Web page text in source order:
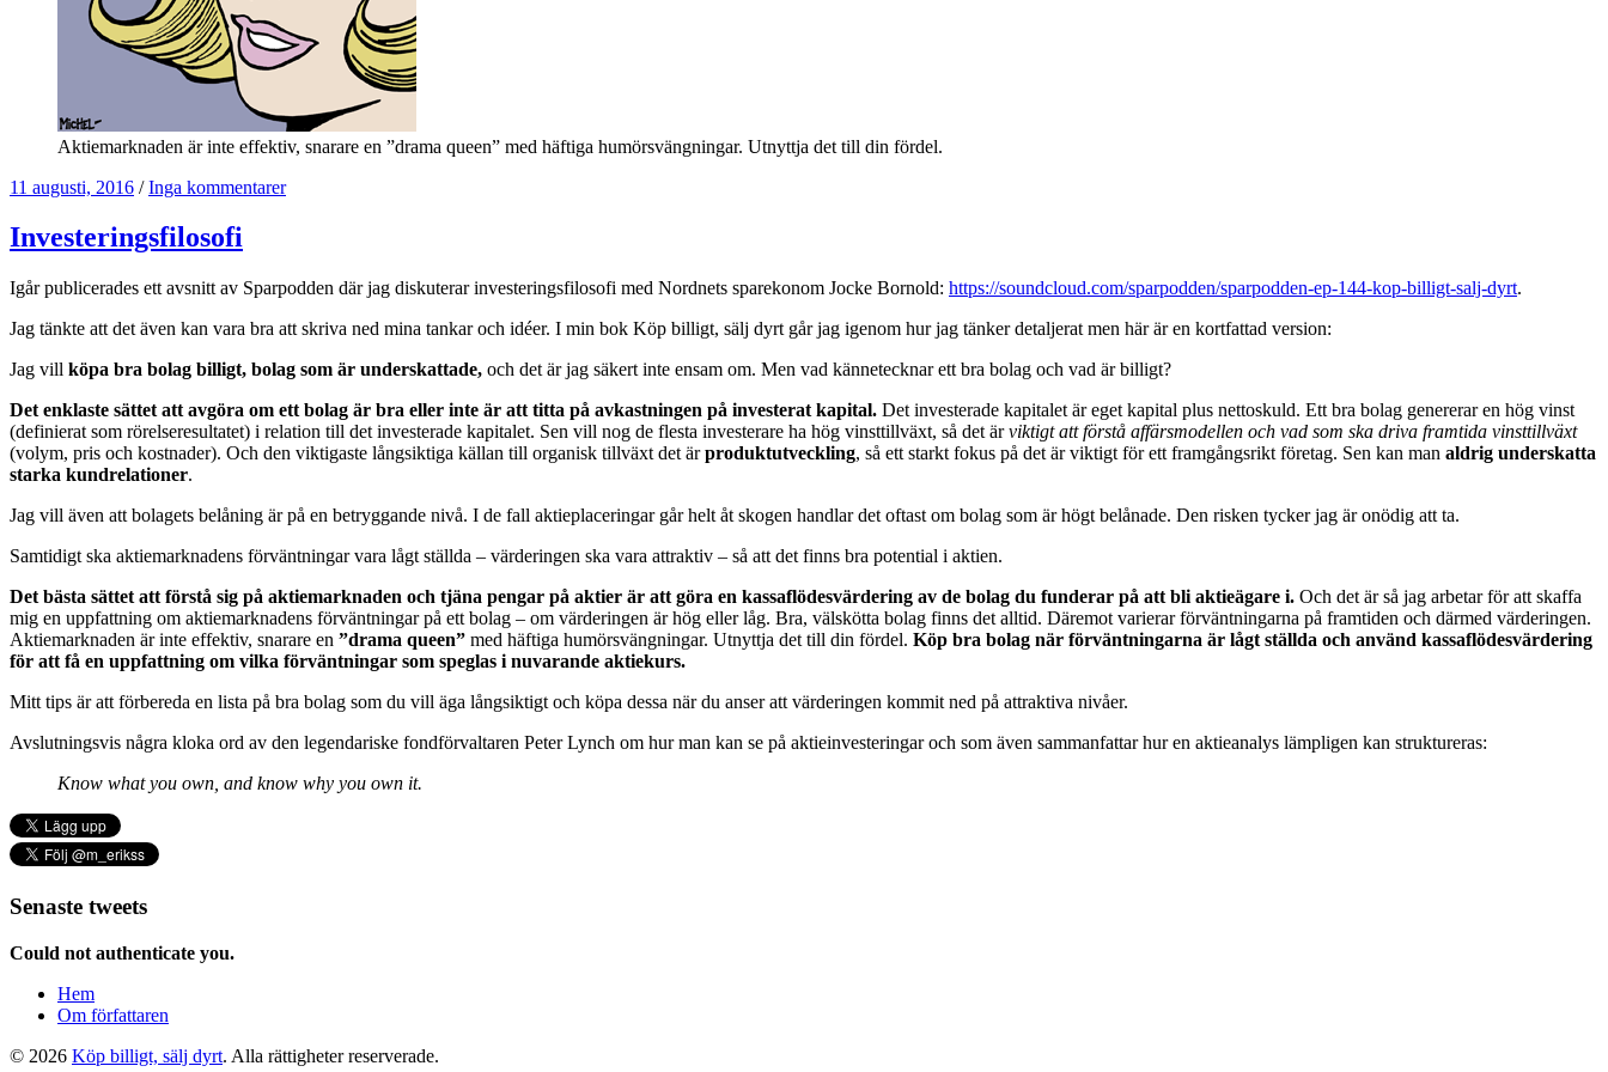
Aktiemarknaden är inte effektiv, snarare en ”drama queen” med häftiga humörsvängningar. Utnyttja det till din fördel.
11 augusti, 2016 / Inga kommentarer
Investeringsfilosofi
Igår publicerades ett avsnitt av Sparpodden där jag diskuterar investeringsfilosofi med Nordnets sparekonom Jocke Bornold: https://soundcloud.com/sparpodden/sparpodden-ep-144-kop-billigt-salj-dyrt.
Jag tänkte att det även kan vara bra att skriva ned mina tankar och idéer. I min bok Köp billigt, sälj dyrt går jag igenom hur jag tänker detaljerat men här är en kortfattad version:
Jag vill köpa bra bolag billigt, bolag som är underskattade, och det är jag säkert inte ensam om. Men vad kännetecknar ett bra bolag och vad är billigt?
Det enklaste sättet att avgöra om ett bolag är bra eller inte är att titta på avkastningen på investerat kapital. Det investerade kapitalet är eget kapital plus nettoskuld. Ett bra bolag genererar en hög vinst
(definierat som rörelseresultatet) i relation till det investerade kapitalet. Sen vill nog de flesta investerare ha hög vinsttillväxt, så det ärviktigt att förstå affärsmodellen och vad som ska driva framtida vinsttillväxt
(volym, pris och kostnader). Och den viktigaste långsiktiga källan till organisk tillväxt det ärproduktutveckling, så ett starkt fokus på det är viktigt för ett framgångsrikt företag. Sen kan man aldrig underskatta
starka kundrelationer.
Jag vill även att bolagets belåning är på en betryggande nivå. I de fall aktieplaceringar går helt åt skogen handlar det oftast om bolag som är högt belånade. Den risken tycker jag är onödig att ta.
Samtidigt ska aktiemarknadens förväntningar vara lågt ställda – värderingen ska vara attraktiv – så att det finns bra potential i aktien.
Det bästa sättet att förstå sig på aktiemarknaden och tjäna pengar på aktier är att göra en kassaflödesvärdering av de bolag du funderar på att bli aktieägare i. Och det är så jag arbetar för att skaffa
mig en uppfattning om aktiemarknadens förväntningar på ett bolag – om värderingen är hög eller låg. Bra, välskötta bolag finns det alltid. Däremot varierar förväntningarna på framtiden och därmed värderingen.
Aktiemarknaden är inte effektiv, snarare en ”drama queen” med häftiga humörsvängningar. Utnyttja det till din fördel. Köp bra bolag när förväntningarna är lågt ställda och använd kassaflödesvärdering
för att få en uppfattning om vilka förväntningar som speglas i nuvarande aktiekurs.
Mitt tips är att förbereda en lista på bra bolag som du vill äga långsiktigt och köpa dessa när du anser att värderingen kommit ned på attraktiva nivåer.
Avslutningsvis några kloka ord av den legendariske fondförvaltaren Peter Lynch om hur man kan se på aktieinvesteringar och som även sammanfattar hur en aktieanalys lämpligen kan struktureras:
Know what you own, and know why you own it.
Senaste tweets
Could not authenticate you.
Hem
Om författaren
© 2026 Köp billigt, sälj dyrt. Alla rättigheter reserverade.